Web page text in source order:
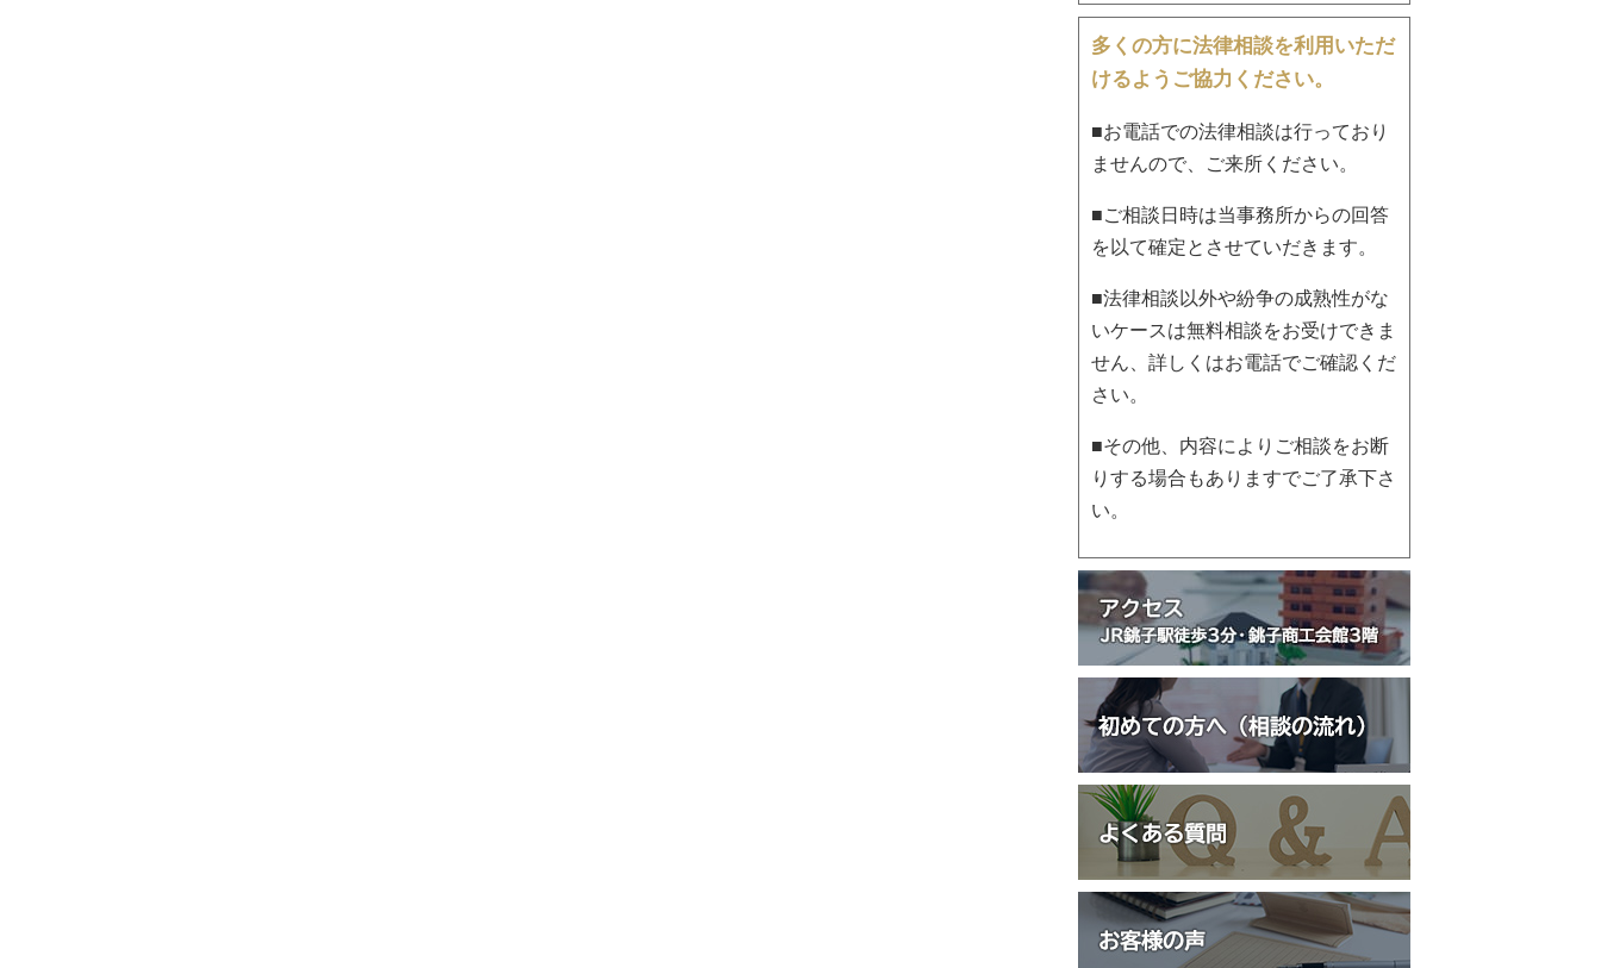
多くの方に法律相談を利用いただ
けるようご協力ください。
■お電話での法律相談は行っており
ませんので、ご来所ください。
■ご相談日時は当事務所からの回答
を以て確定とさせていだきます。
■法律相談以外や紛争の成熟性がな
いケースは無料相談をお受けできま
せん、詳しくはお電話でご確認くだ
さい。
■その他、内容によりご相談をお断
りする場合もありますでご了承下さ
い。